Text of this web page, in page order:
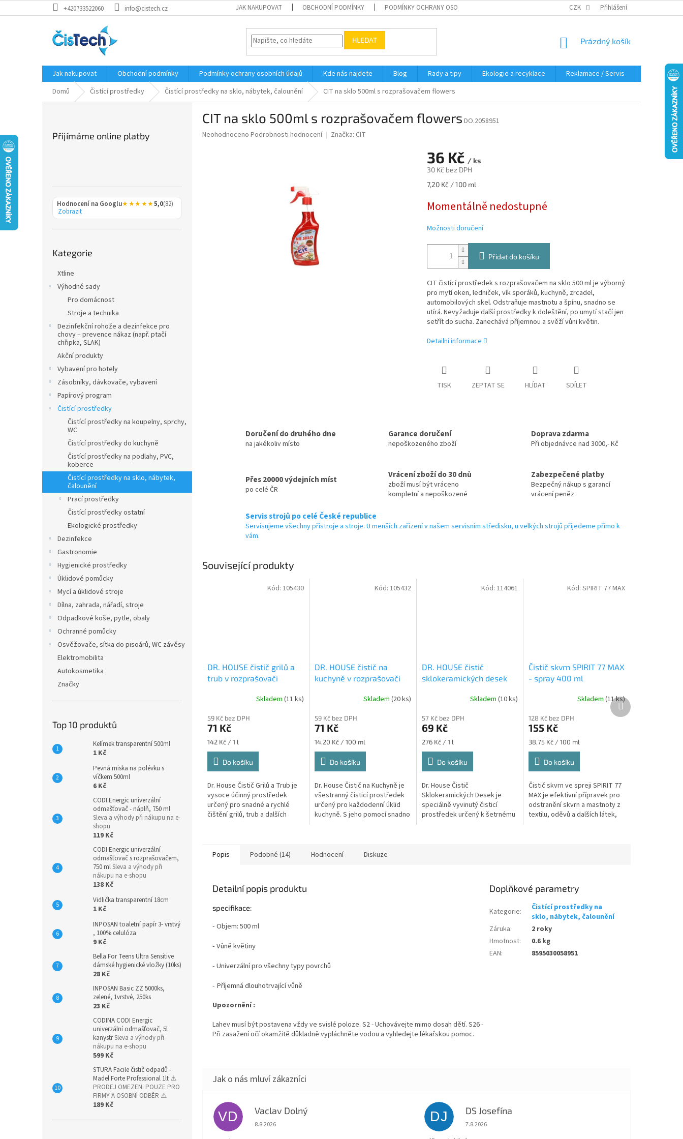
na
+420733522060 info@cistech.cz JAK NAKUPOVAT OBCHODNÍ PODMÍNKY PODMÍNKY OCHRANY OSOBNÍCH ÚDAJŮ CZK Přihlášení
HLEDAT
NÁKUPNÍ
Prázdný košík
Jak nakupovat Obchodní podmínky Podmínky ochrany osobních údajů Kde nás najdete Blog Rady a tipy Ekologie a recyklace Reklamace / Servis
Hodnocení
Domů
Čistící prostředky Čistící prostředky na sklo, nábytek, čalounění CIT na sklo 500ml s rozprašovačem flowers
Přijímáme online platby
Hodnocení na Googlu★★★★★5,0(82)
Zobrazit
kategorie
Kategorie
Xtline
Výhodné sady
Pro domácnost
Stroje a technika
Dezinfekční rohože a dezinfekce pro
chovy – prevence nákaz (např. ptačí
chřipka, SLAK)
Akční produkty
Vybavení pro hotely
Zásobníky, dávkovače, vybavení
Papírový program
Čistící prostředky
Čistící prostředky na koupelny, sprchy,
WC
Čistící prostředky do kuchyně
Čistící prostředky na podlahy, PVC,
koberce
Čistící prostředky na sklo, nábytek,
čalounění
Prací prostředky
Čistící prostředky ostatní
Ekologické prostředky
Dezinfekce
Gastronomie
Hygienické prostředky
Úklidové pomůcky
Mycí a úklidové stroje
Dílna, zahrada, nářadí, stroje
Odpadkové koše, pytle, obaly
Ochranné pomůcky
Osvěžovače, sítka do pisoárů, WC závěsy
Elektromobilita
Autokosmetika
Značky
Top 10 produktů
Kelímek transparentní 500ml
1 Kč
Pevná miska na polévku s
víčkem 500ml
6 Kč
CODI Energic univerzální
odmašťovač - náplň, 750 ml
Sleva a výhody při nákupu na e-
shopu
119 Kč
CODI Energic univerzální
odmašťovač s rozprašovačem,
750 mlSleva a výhody při
nákupu na e-shopu
138 Kč
Vidlička transparentní 18cm
1 Kč
INPOSAN toaletní papír 3- vrstvý
, 100% celulóza
9 Kč
Bella For Teens Ultra Sensitive
dámské hygienické vložky (10ks)
28 Kč
INPOSAN Basic ZZ 5000ks,
zelené, 1vrstvé, 250ks
23 Kč
CODINA CODI Energic
univerzální odmašťovač, 5l
kanystrSleva a výhody při
nákupu na e-shopu
599 Kč
STURA Facile čistič odpadů -
Madel Forte Professional 1lt ⚠️
PRODEJ OMEZEN: POUZE PRO
FIRMY A OSOBNÍ ODBĚR ⚠️
189 Kč
CIT na sklo 500ml s rozprašovačem flowers DO.2058951
Průměrné
Neohodnoceno Podrobnosti hodnocení Značka: CIT
36 Kč / ks
30 Kč bez DPH
Měrná
7,20 Kč / 100 ml
Momentálně nedostupné
Možnosti doručení
Přidat do košíku
CIT čistící prostředek s rozprašovačem na sklo 500 ml je výborný
pro mytí oken, ledniček, vík sporáků, kuchyně, zrcadel,
automobilových skel. Odstraňuje mastnotu a špínu, snadno se
utírá. Nevyžaduje další prostředky k doleštění, po umytí stačí jen
setřít do sucha. Zanechává příjemnou a svěží vůni květin.
Detailní informace
TISK ZEPTAT SE HLÍDAT SDÍLET
Doručení do druhého dne
na jakékoliv místo
Garance doručení
nepoškozeného zboží
Doprava zdarma
Při objednávce nad 3000,- Kč
Přes 20000 výdejních míst
po celé ČR
Vrácení zboží do 30 dnů
zboží musí být vráceno
kompletní a nepoškozené
Zabezpečené platby
Bezpečný nákup s garancí
vrácení peněz
Servis strojů po celé České republice
Servisujeme všechny přístroje a stroje. U menších zařízení v našem servisním středisku, u velkých strojů přijedeme přímo k
vám.
Související produkty
DR. HOUSE čistič grilů a
trub v rozprašovači
produktu
je
5,0
hvězdiček.
Skladem (11 ks)
59 Kč bez DPH
71 Kč
Měrná
cena:
142 Kč / 1 l
Do košíku
Dr. House Čistič Grilů a Trub je
vysoce účinný prostředek
určený pro snadné a rychlé
čištění grilů, trub a dalších
Kód: 105430
DR. HOUSE čistič na
kuchyně v rozprašovači
Skladem (20 ks)
59 Kč bez DPH
71 Kč
Měrná
cena:
14,20 Kč / 100 ml
Do košíku
Dr. House Čistič na Kuchyně je
všestranný čisticí prostředek
určený pro každodenní úklid
kuchyně. S jeho pomocí snadno
Kód: 105432
DR. HOUSE čistič
sklokeramických desek
Skladem(10 ks)
57 Kč bez DPH
69 Kč
Měrná
cena:
276 Kč / 1 l
Do košíku
Dr. House Čistič
Sklokeramických Desek je
speciálně vyvinutý čisticí
prostředek určený k šetrnému
Kód:114061
Čistič skvrn SPIRIT 77 MAX
- spray 400 ml
produktu
je
5,0
hvězdiček.
Skladem(11 ks)
128 Kč bez DPH
155 Kč
Měrná
cena:
38,75 Kč / 100 ml
Do košíku
Čistič skvrn ve spreji SPIRIT 77
MAX je efektivní přípravek pro
odstranění skvrn a mastnoty z
textilu, oděvů a dalších látek,
Kód: SPIRIT 77 MAX
Další
produkt
Popis Podobné (14) Hodnocení Diskuze
Detailní popis produktu
specifikace:
- Objem: 500 ml
- Vůně květiny
- Univerzální pro všechny typy povrchů
- Příjemná dlouhotrvající vůně
Upozornění :
Lahev musí být postavena vždy ve svislé poloze. S2 - Uchovávejte mimo dosah dětí. S26 -
Při zasažení očí okamžitě důkladně vypláchněte vodou a vyhledejte lékařskou pomoc.
Doplňkové parametry
Kategorie:
Čistící prostředky na
sklo, nábytek, čalounění
Záruka:
2 roky
Hmotnost:
0.6 kg
EAN: 8595030058951
VD Vaclav Dolný
Hodnocení obchodu je 5 z 5 hvězdiček.
8.8.2026
DJ DS Josefína
Hodnocení obchodu je 5 z 5 hvězdiček.
7.8.2026